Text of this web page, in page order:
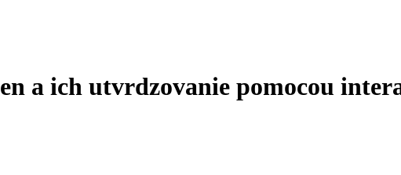
a ich utvrdzovanie pomocou